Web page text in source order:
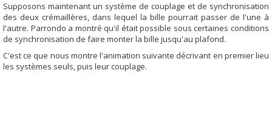
Supposons maintenant un système de couplage et de synchronisation
des deux crémaillères, dans lequel la bille pourrait passer de l'une à
l'autre. Parrondo a montré qu'il était possible sous certaines conditions
de synchronisation de faire monter la bille jusqu'au plafond.
C'est ce que nous montre l'animation suivante décrivant en premier lieu
les systèmes seuls, puis leur couplage.